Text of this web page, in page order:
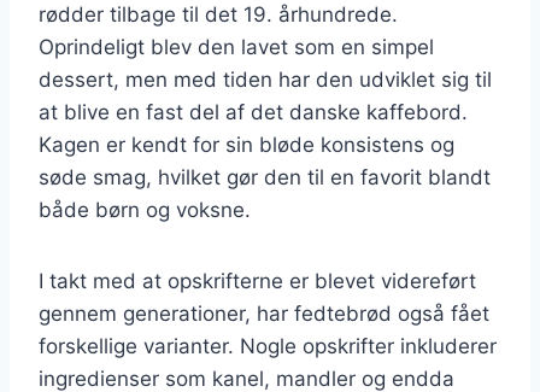
rødder tilbage til det 19. århundrede.
Oprindeligt blev den lavet som en simpel
dessert, men med tiden har den udviklet sig til
at blive en fast del af det danske kaffebord.
Kagen er kendt for sin bløde konsistens og
søde smag, hvilket gør den til en favorit blandt
både børn og voksne.
I takt med at opskrifterne er blevet videreført
gennem generationer, har fedtebrød også fået
forskellige varianter. Nogle opskrifter inkluderer
ingredienser som kanel, mandler og endda